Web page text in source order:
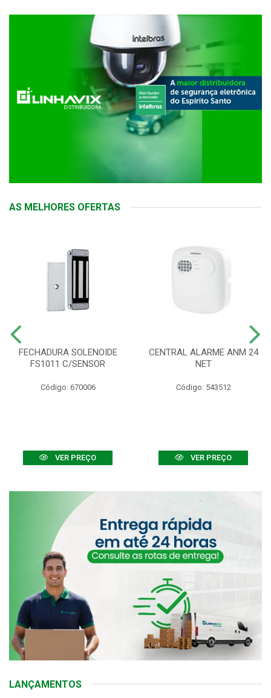
AS MELHORES OFERTAS
FECHADURA SOLENOIDE
FS1011 C/SENSOR
Código: 670006
VER PREÇO
CENTRAL ALARME ANM 24
NET
Código: 543512
VER PREÇO
LANÇAMENTOS